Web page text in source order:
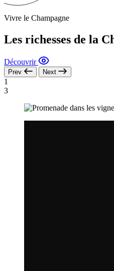
Vivre le Champagne
Les richesses de la
Découvrir
Prev Next
1
3